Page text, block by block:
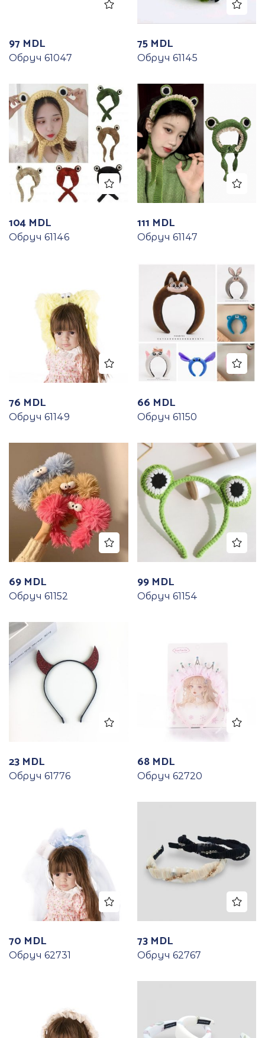
97 MDL
Обруч 61047
75 MDL
Обруч 61145
104 MDL
Обруч 61146
111 MDL
Обруч 61147
76 MDL
Обруч 61149
66 MDL
Обруч 61150
69 MDL
Обруч 61152
99 MDL
Обруч 61154
23 MDL
Обруч 61776
68 MDL
Обруч 62720
70 MDL
Обруч 62731
73 MDL
Обруч 62767